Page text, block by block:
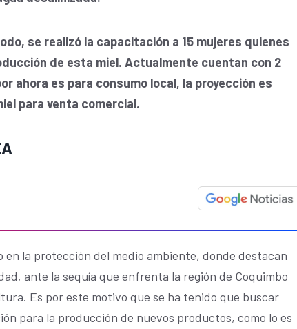
se realizó la capacitación a 15 mujeres quienes
de esta miel. Actualmente cuentan con 2
ahora es para consumo local, la proyección es
para venta comercial.
en la protección del medio ambiente, donde destacan
ante la sequía que enfrenta la región de Coquimbo
Es por este motivo que se ha tenido que buscar
para la producción de nuevos productos, como lo es